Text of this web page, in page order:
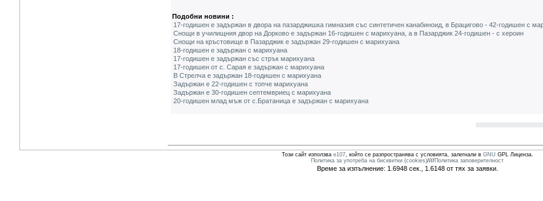
Подобни новини :
17-годишен е задържан в двора на пазарджишка гимназия със синтетичен канабиноид, в Брацигово - 42-годишен с
Снощи в училищния двор на Дорково е задържан 16-годишен с марихуана, а в Пазарджик 24-годишен - с хероин
Снощи на кръстовище в Пазарджик е задържан 29-годишен с марихуана
18-годишен е задържан с марихуана
17-годишен е задържан със стрък марихуана
17-годишен от с. Сарая е задържан с марихуана
В Стрелча е задържан 18-годишен с марихуана
Задържан е 22-годишен с топче марихуана
Задържан е 30-годишен септемвриец с марихуана
20-годишен млад мъж от с.Братаница е задържан с марихуана
Този сайт използва e107, който се разпространява с условията, залегнали в GNU GPL Лиценза.
Политика за употреба на бисквитки (cookies)////Политика заповерителност
Време за изпълнение: 1.6948 сек., 1.6148 от тях за заявки.